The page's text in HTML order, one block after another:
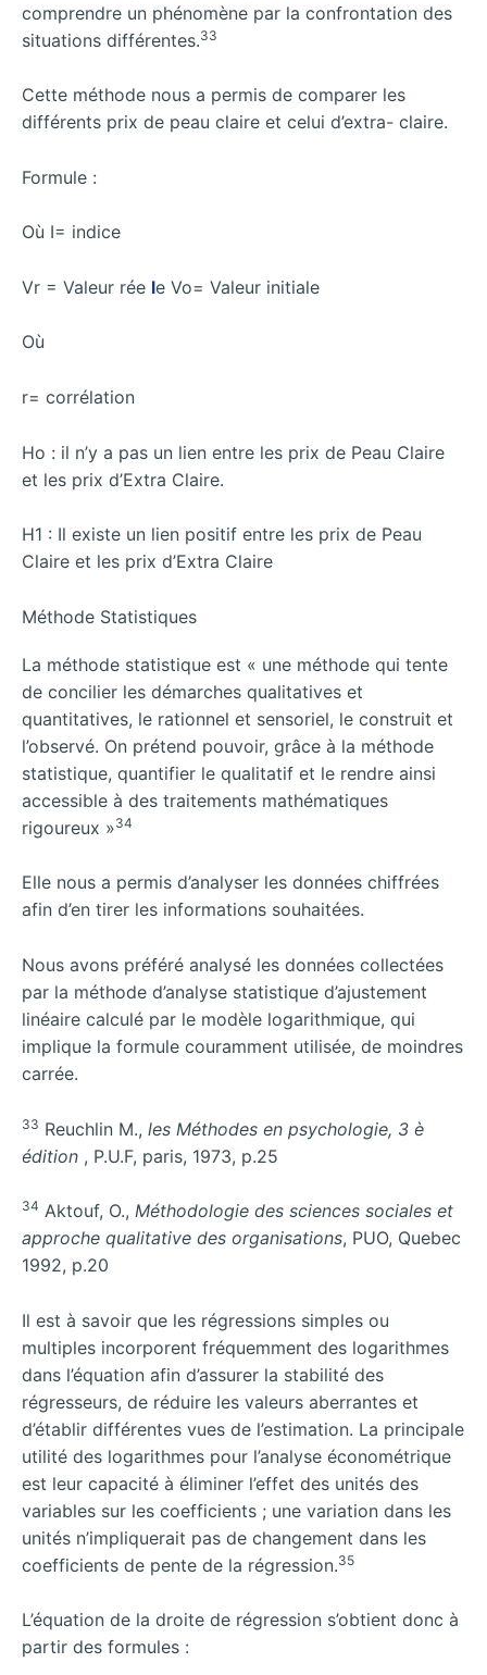
comprendre un phénomène par la confrontation des
situations différentes.33
Cette méthode nous a permis de comparer les
différents prix de peau claire et celui d’extra- claire.
Formule :
Où I= indice
Vr = Valeur rée le Vo= Valeur initiale
Où
r= corrélation
Ho : il n’y a pas un lien entre les prix de Peau Claire
et les prix d’Extra Claire.
H1 : Il existe un lien positif entre les prix de Peau
Claire et les prix d’Extra Claire
Méthode Statistiques
La méthode statistique est « une méthode qui tente
de concilier les démarches qualitatives et
quantitatives, le rationnel et sensoriel, le construit et
l’observé. On prétend pouvoir, grâce à la méthode
statistique, quantifier le qualitatif et le rendre ainsi
accessible à des traitements mathématiques
rigoureux »34
Elle nous a permis d’analyser les données chiffrées
afin d’en tirer les informations souhaitées.
Nous avons préféré analysé les données collectées
par la méthode d’analyse statistique d’ajustement
linéaire calculé par le modèle logarithmique, qui
implique la formule couramment utilisée, de moindres
carrée.
33 Reuchlin M., les Méthodes en psychologie, 3 è
édition , P.U.F, paris, 1973, p.25
34 Aktouf, O., Méthodologie des sciences sociales et
approche qualitative des organisations, PUO, Quebec
1992, p.20
Il est à savoir que les régressions simples ou
multiples incorporent fréquemment des logarithmes
dans l’équation afin d’assurer la stabilité des
régresseurs, de réduire les valeurs aberrantes et
d’établir différentes vues de l’estimation. La principale
utilité des logarithmes pour l’analyse économétrique
est leur capacité à éliminer l’effet des unités des
variables sur les coefficients ; une variation dans les
unités n’impliquerait pas de changement dans les
coefficients de pente de la régression.35
L’équation de la droite de régression s’obtient donc à
partir des formules :